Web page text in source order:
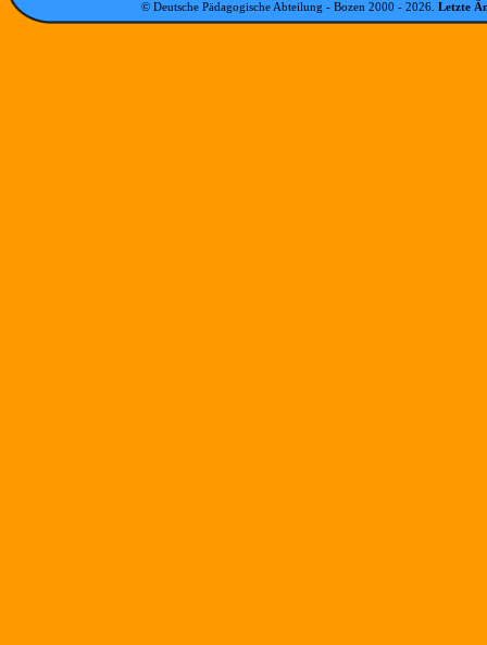
© Deutsche Pädagogische Abteilung - Bozen 2000 - 2026 Letzte